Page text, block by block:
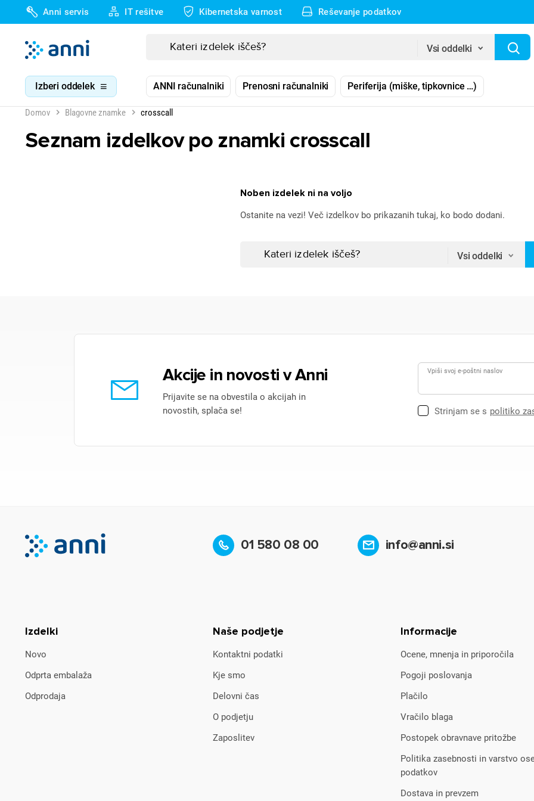
Anni servis IT rešitve Kibernetska varnost Reševanje podatkov
Vsi oddelki
Izberi oddelek ANNI računalniki Prenosni računalniki Periferija (miške, tipkovnice …)
Domov Blagovne znamke crosscall
Seznam izdelkov po znamki crosscall
Noben izdelek ni na voljo
Ostanite na vezi! Več izdelkov bo prikazanih tukaj, ko bodo dodani.
Vsi oddelki
Akcije in novosti v Anni
Prijavite se na obvestila o akcijah in
novostih, splača se!
Vpiši svoj e-poštni naslov
Strinjam se s politiko
01 580 08 00 info@anni.si
Izdelki
Novo
Odprta embalaža
Odprodaja
Naše podjetje
Kontaktni podatki
Kje smo
Delovni čas
O podjetju
Zaposlitev
Informacije
Ocene, mnenja in priporočila
Pogoji poslovanja
Plačilo
Vračilo blaga
Postopek obravnave pritožbe
Politika zasebnosti in varstvo
podatkov
Dostava in prevzem